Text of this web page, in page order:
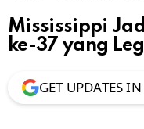
Mississippi
ke-37 yang
GET UPDATES